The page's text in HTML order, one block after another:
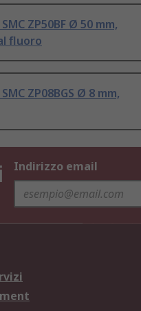
ZP50BF Ø 50 mm,
fluoro
ZP08BGS Ø 8 mm,
Indirizzo email